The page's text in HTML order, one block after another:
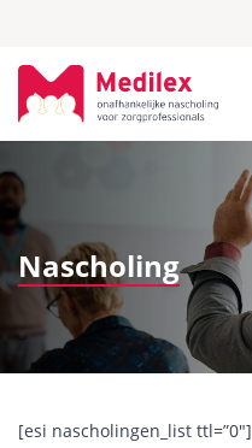
Nascholing
[esi nascholingen_list ttl=”0″]